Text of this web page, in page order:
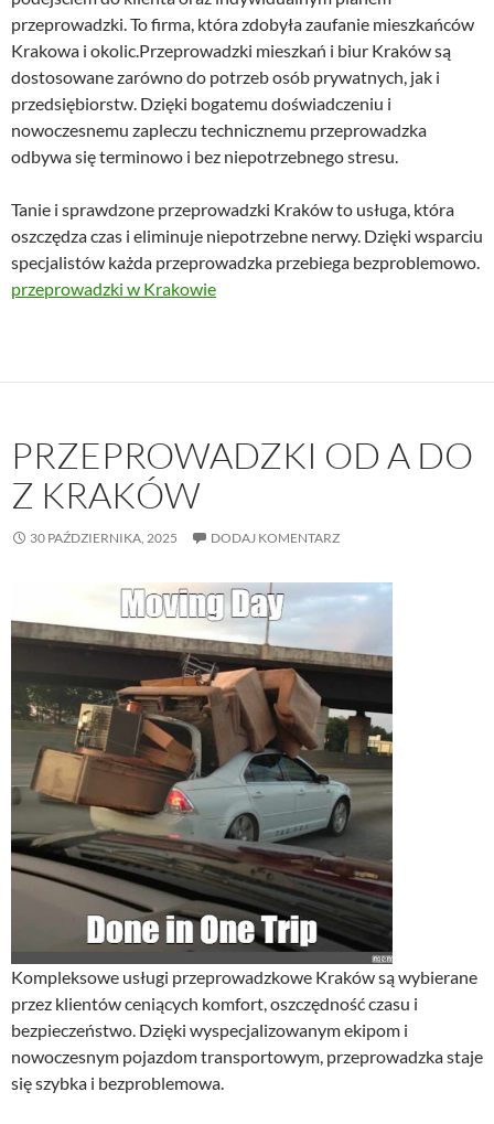
przeprowadzki. To firma, która zdobyła zaufanie mieszkańców
Krakowa i okolic.Przeprowadzki mieszkań i biur Kraków są
dostosowane zarówno do potrzeb osób prywatnych, jak i
przedsiębiorstw. Dzięki bogatemu doświadczeniu i
nowoczesnemu zapleczu technicznemu przeprowadzka
odbywa się terminowo i bez niepotrzebnego stresu.
Tanie i sprawdzone przeprowadzki Kraków to usługa, która
oszczędza czas i eliminuje niepotrzebne nerwy. Dzięki wsparciu
specjalistów każda przeprowadzka przebiega bezproblemowo.
przeprowadzki w Krakowie
PRZEPROWADZKI OD A DO
Z KRAKÓW
30 PAŹDZIERNIKA, 2025 DODAJ KOMENTARZ
Kompleksowe usługi przeprowadzkowe Kraków są wybierane
przez klientów ceniących komfort, oszczędność czasu i
bezpieczeństwo. Dzięki wyspecjalizowanym ekipom i
nowoczesnym pojazdom transportowym, przeprowadzka staje
się szybka i bezproblemowa.